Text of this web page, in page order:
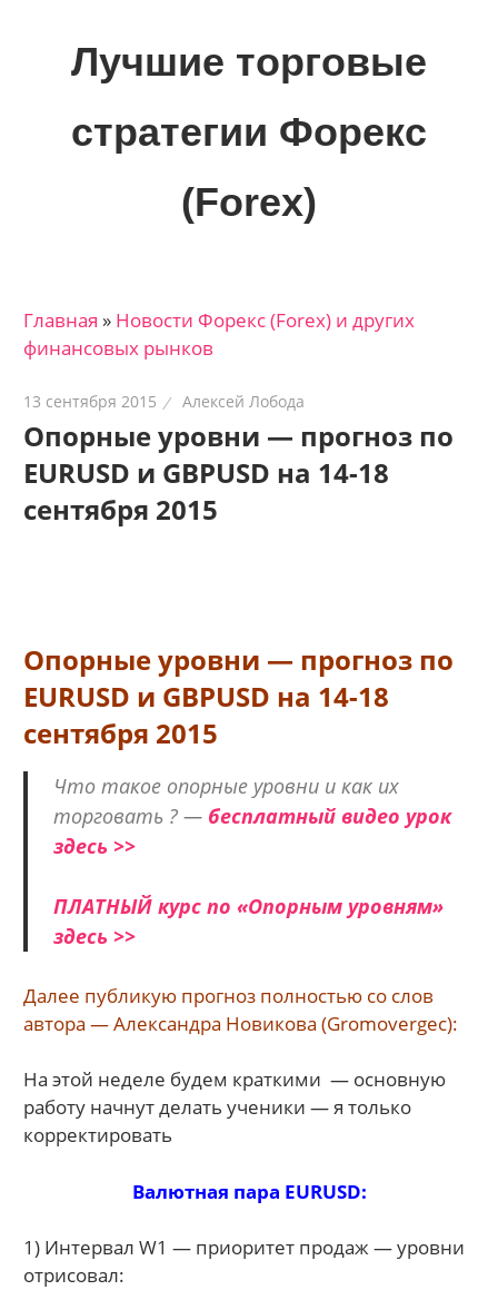
Лучшие торговые
стратегии Форекс
(Forex)
трейдеров
на
рынках:
стратегии,
сигналы,
новости…
Главная » Новости Форекс (Forex) и других
финансовых рынков
13 сентября 2015 Алексей Лобода
Опорные уровни — прогноз по
EURUSD и GBPUSD на 14-18
сентября 2015
Опорные уровни — прогноз по
EURUSD и GBPUSD на 14-18
сентября 2015
Что такое опорные уровни и как их
торговать ? — бесплатный видео урок
здесь >>
ПЛАТНЫЙ курс по «Опорным уровням»
здесь >>
Далее публикую прогноз полностью со слов
автора — Александра Новикова (Gromovergec):
На этой неделе будем краткими — основную
работу начнут делать ученики — я только
корректировать
Валютная пара EURUSD:
1) Интервал W1 — приоритет продаж — уровни
отрисовал: